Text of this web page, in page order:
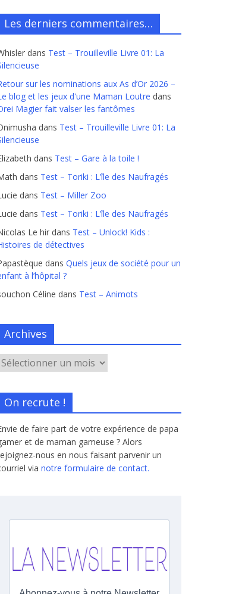
Les derniers commentaires…
dans Test – Trouilleville Livre 01: La
sur les nominations aux As d’Or 2026 –
blog et les jeux d'une Maman Loutre dans
Magier fait valser les fantômes
dans Test – Trouilleville Livre 01: La
dans Test – Gare à la toile !
dans Test – Toriki : L’île des Naufragés
dans Test – Miller Zoo
dans Test – Toriki : L’île des Naufragés
Le hir dans Test – Unlock! Kids :
de détectives
dans Quels jeux de société pour un
à l’hôpital ?
Céline dans Test – Animots
Archives
On recrute !
de faire part de votre expérience de papa
et de maman gameuse ? Alors
nous en nous faisant parvenir un
via notre formulaire de contact.